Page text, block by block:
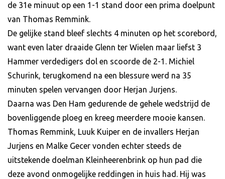
de 31e minuut op een 1-1 stand door een prima doelpunt
van Thomas Remmink.
De gelijke stand bleef slechts 4 minuten op het scorebord,
want even later draaide Glenn ter Wielen maar liefst 3
Hammer verdedigers dol en scoorde de 2-1. Michiel
Schurink, terugkomend na een blessure werd na 35
minuten spelen vervangen door Herjan Jurjens.
Daarna was Den Ham gedurende de gehele wedstrijd de
bovenliggende ploeg en kreeg meerdere mooie kansen.
Thomas Remmink, Luuk Kuiper en de invallers Herjan
Jurjens en Malke Gecer vonden echter steeds de
uitstekende doelman Kleinheerenbrink op hun pad die
deze avond onmogelijke reddingen in huis had. Hij was